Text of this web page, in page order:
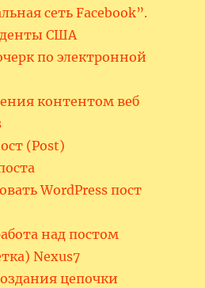
сеть Facebook”.
США
по электронной
контентом веб
(Post)
WordPress пост
над постом
Nexus7
цепочки